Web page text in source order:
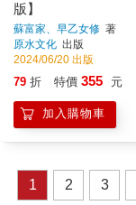
版】
蘇富家、早乙女修 著
原水文化 出版
2024/06/20 出版
79 折 特價 355 元
加入購物車
1 2 3